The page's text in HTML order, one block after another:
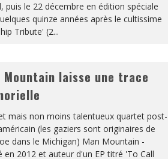
puis le 22 décembre en édition spéciale
quinze années après le cultissime
Tribute' (2...
Mountain laisse une trace
mais non moins talentueux quartet post-
(les gaziers sont originaires de
dans le Michigan) Man Mountain -
en 2012 et auteur d'un EP titré 'To Call